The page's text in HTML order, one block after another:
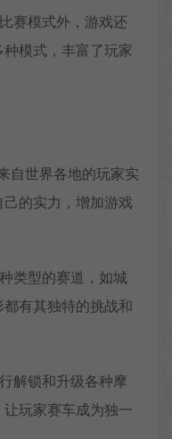
赛模式外，游戏还
模式，丰富了玩家
自世界各地的玩家实
的实力，增加游戏
类型的赛道，如城
有其独特的挑战和
解锁和升级各种摩
玩家赛车成为独一